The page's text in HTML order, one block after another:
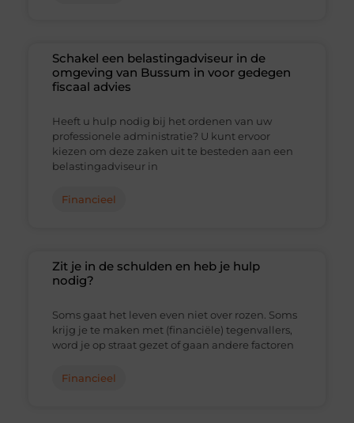
Schakel een belastingadviseur in de
omgeving van Bussum in voor gedegen
fiscaal advies
Heeft u hulp nodig bij het ordenen van uw
professionele administratie? U kunt ervoor
kiezen om deze zaken uit te besteden aan een
belastingadviseur in
Financieel
Zit je in de schulden en heb je hulp
nodig?
Soms gaat het leven even niet over rozen. Soms
krijg je te maken met (financiële) tegenvallers,
word je op straat gezet of gaan andere factoren
Financieel